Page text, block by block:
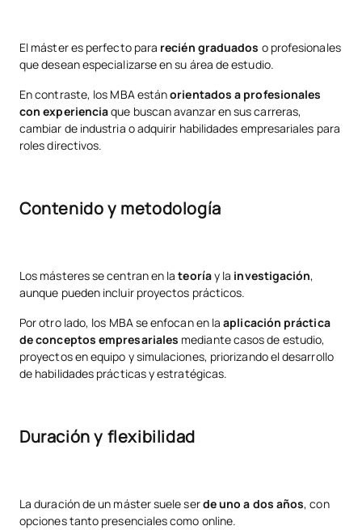
El máster es perfecto para recién graduados o profesionales
que desean especializarse en su área de estudio.
En contraste, los MBA estánorientados a profesionales
con experienciaque buscan avanzar en sus carreras,
cambiar de industria o adquirir habilidades empresariales para
roles directivos.
Contenido y metodología
Los másteres se centran en lateoríay la investigación,
aunque pueden incluir proyectos prácticos.
Por otro lado, los MBA se enfocan en laaplicación práctica
de conceptos empresariales mediante casos de estudio,
proyectos en equipo y simulaciones, priorizando el desarrollo
de habilidades prácticas y estratégicas.
Duración y flexibilidad
La duración de un máster suele serde uno a dos años, con
opciones tanto presenciales como online.